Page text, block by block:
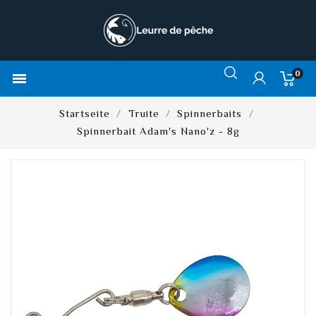
 0
Startseite Truite
Spinnerbaits
Spinnerbait Adam's Nano'z - 8g